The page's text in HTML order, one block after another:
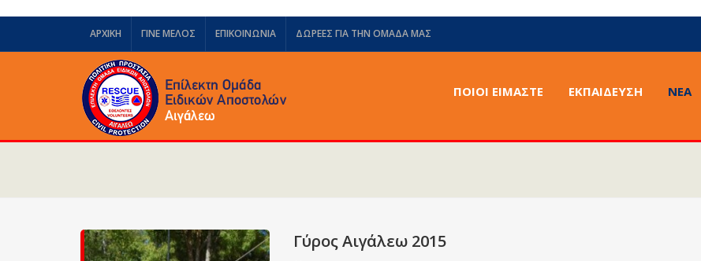
ΑΡΧΙΚΗ ΓΙΝΕ ΜΕΛΟΣ ΕΠΙΚΟΙΝΩΝΙΑ ΔΩΡΕΈΣ ΓΙΑ ΤΗΝ ΟΜΆΔΑ ΜΑΣ
ΠΟΙΟΙ ΕΙΜΑΣΤΕ ΕΚΠΑΙΔΕΥΣΗ ΝΈΑ
Γύρος Αιγάλεω 2015